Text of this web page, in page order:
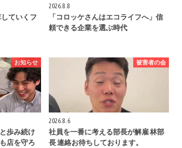
ていくフ
2026.8.8
「コロッケさんはエコライフへ」信
頼できる企業を選ぶ時代
お知らせ
歩み続け
店を守ろ
被害者の会
2026.8.6
社員を一番に考える部長が解雇 林部
長 連絡お待ちしております。